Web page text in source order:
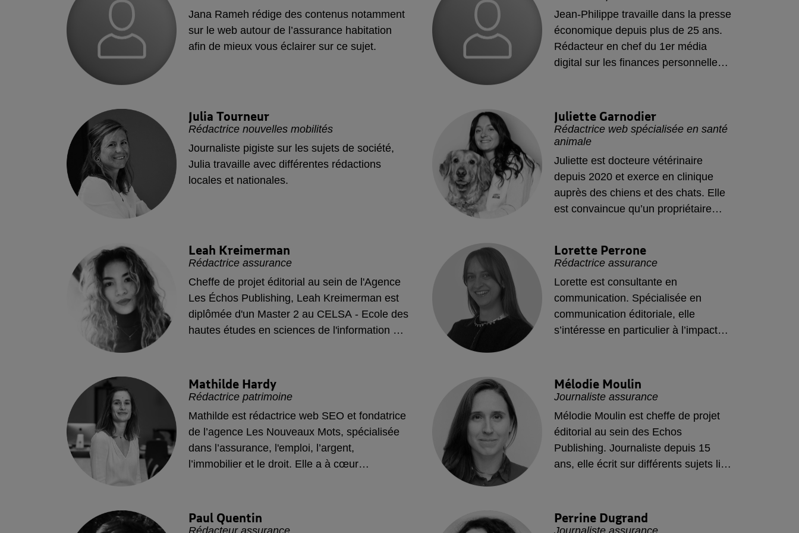
Jana Rameh rédige des contenus notamment
sur le web autour de l’assurance habitation
afin de mieux vous éclairer sur ce sujet.
Jean-Philippe travaille dans la presse
économique depuis plus de 25 ans.
Rédacteur en chef du 1er média
digital sur les finances personnelles.
rédaction de guides sur la
préparation à la retraite et sur le Plan
épargne retraite.
Julia Tourneur
Rédactrice nouvelles mobilités
Journaliste pigiste sur les sujets de société,
Julia travaille avec différentes rédactions
locales et nationales.
Juliette Garnodier
Rédactrice web spécialisée en santé
animale
Juliette est docteure vétérinaire
depuis 2020 et exerce en clinique
auprès des chiens et des chats. Elle
est convaincue qu’un propriétaire
aussi rédactrice web spécialisée en
rendre la médecine vétérinaire
accessible et d’aider les propriétaires
à mieux comprendre les besoins de
leurs compagnons.
Leah Kreimerman
Rédactrice assurance
Cheffe de projet éditorial au sein de l'Agence
Les Échos Publishing, Leah Kreimerman est
diplômée d'un Master 2 au CELSA - Ecole des
hautes études en sciences de l'information et
auto et la mobilité.
Lorette Perrone
Rédactrice assurance
Lorette est consultante en
communication. Spécialisée en
communication éditoriale, elle
s’intéresse en particulier à l’impact
Mathilde Hardy
Rédactrice patrimoine
Mathilde est rédactrice web SEO et fondatrice
de l’agence Les Nouveaux Mots, spécialisée
dans l’assurance, l'emploi, l’argent,
l’immobilier et le droit. Elle a à cœur
problématiques du quotidien.
Mélodie Moulin
Journaliste assurance
Mélodie Moulin est cheffe de projet
éditorial au sein des Echos
Publishing. Journaliste depuis 15
ans, elle écrit sur différents sujets liés
Paul Quentin
Rédacteur assurance
Perrine Dugrand
Journaliste assurance